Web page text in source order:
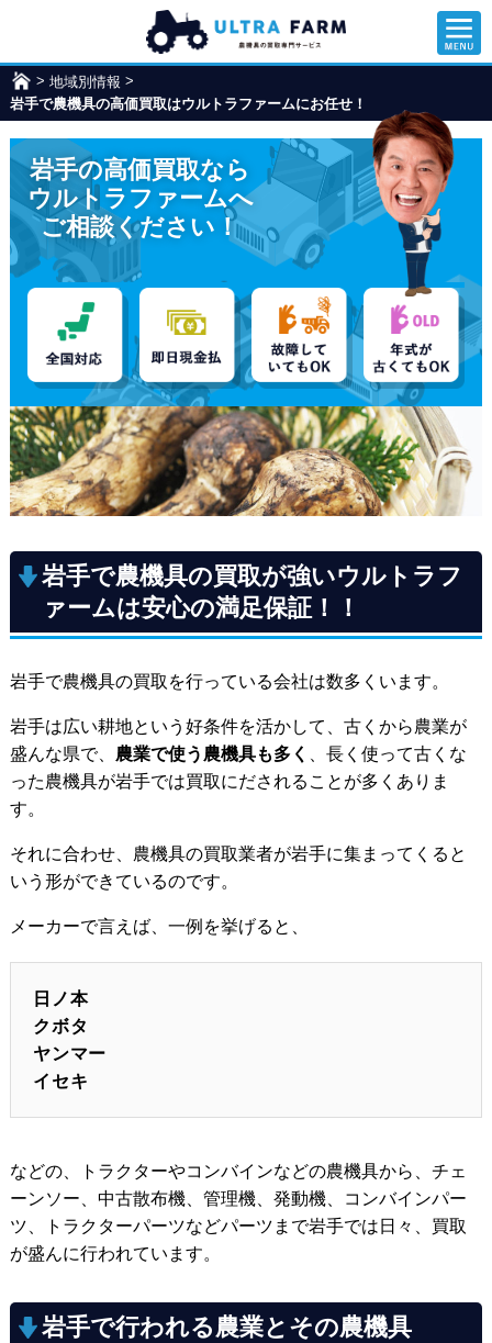
ウ
ル
ト
フ
ァ
ー
ム
> 地域別情報 >
岩手で農機具の高価買取はウルトラファームにお任せ！
岩手の高価買取なら
ウルトラファームへ
ご相談ください！
岩手で農機具の買取が強いウルトラフ
ァームは安心の満足保証！！
岩手で農機具の買取を行っている会社は数多くいます。
岩手は広い耕地という好条件を活かして、古くから農業が
盛んな県で、 農業で使う農機具も多く
、長く使って古くな
った農機具が岩手では買取にだされることが多くありま
す。
それに合わせ、農機具の買取業者が岩手に集まってくると
いう形ができているのです。
メーカーで言えば、一例を挙げると、
日ノ本
クボタ
ヤンマー
イセキ
などの、トラクターやコンバインなどの農機具から、チェ
ーンソー、中古散布機、管理機、発動機、コンバインパー
ツ、トラクターパーツなどパーツまで岩手では日々、買取
が盛んに行われています。
岩手で行われる農業とその農機具